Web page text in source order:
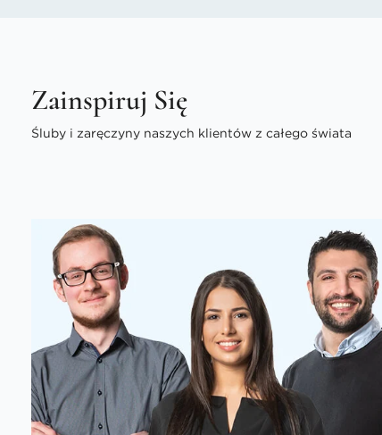
Zainspiruj Się
Śluby i zaręczyny naszych klientów z całego świata